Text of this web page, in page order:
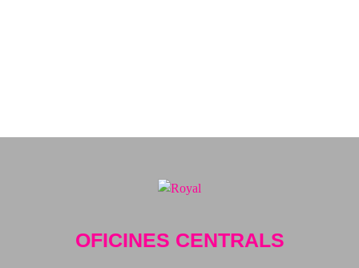
OFICINES CENTRALS